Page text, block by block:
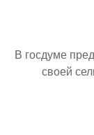
В госдуме
своей